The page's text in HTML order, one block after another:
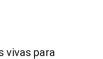
vivas para